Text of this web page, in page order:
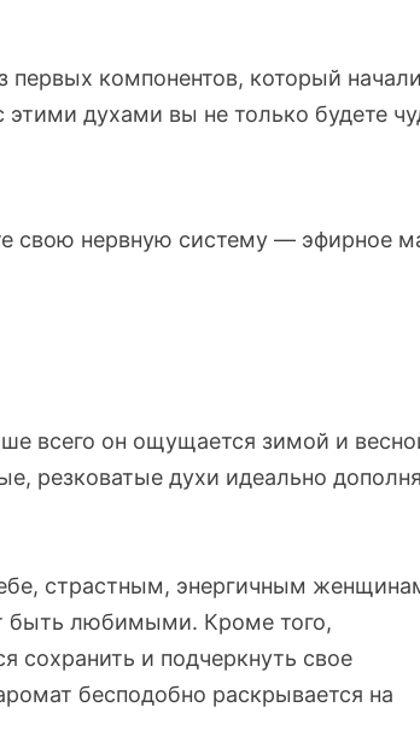
первых компонентов, который начали
духами вы не только будете
свою нервную систему — эфирное
всего он ощущается зимой и
резковатые духи идеально
страстным, энергичным
быть любимыми. Кроме того,
сохранить и подчеркнуть свое
бесподобно раскрывается на